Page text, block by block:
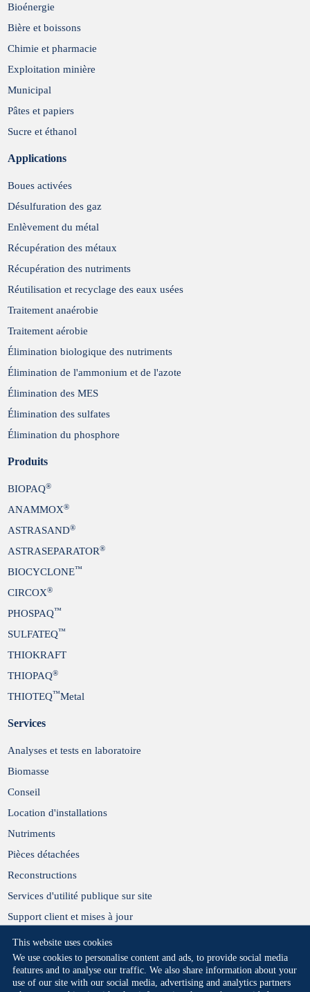
This website uses cookies
We use cookies to personalise content and ads, to provide social media
features and to analyse our traffic. We also share information about your
use of our site with our social media, advertising and analytics partners
Bioénergie
Bière et boissons
Chimie et pharmacie
Exploitation minière
Municipal
Pâtes et papiers
Sucre et éthanol
Applications
Boues activées
Désulfuration des gaz
Enlèvement du métal
Récupération des métaux
Récupération des nutriments
Réutilisation et recyclage des eaux usées
Traitement anaérobie
Traitement aérobie
Élimination biologique des nutriments
Élimination de l'ammonium et de l'azote
Élimination des MES
Élimination des sulfates
Élimination du phosphore
Produits
BIOPAQ®
ANAMMOX®
ASTRASAND®
ASTRASEPARATOR®
BIOCYCLONE™
CIRCOX®
PHOSPAQ™
SULFATEQ™
THIOKRAFT
THIOPAQ®
THIOTEQ™Metal
Services
Analyses et tests en laboratoire
Biomasse
Conseil
Location d'installations
Nutriments
Pièces détachées
Reconstructions
Services d'utilité publique sur site
Support client et mises à jour